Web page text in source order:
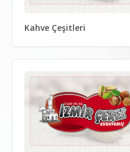
Kahve Çeşitleri